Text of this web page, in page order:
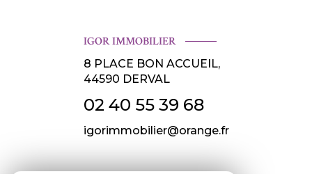
IGOR IMMOBILIER
8 PLACE BON ACCUEIL,
44590 DERVAL
02 40 55 39 68
igorimmobilier@orange.fr